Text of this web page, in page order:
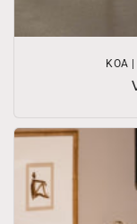
KOA